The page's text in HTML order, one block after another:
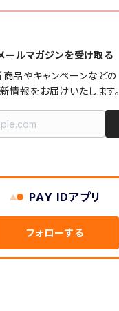
ールマガジンを受け取る
商品やキャンペーンなどの
情報をお届けいたします。
PAY IDアプリ
フォローする